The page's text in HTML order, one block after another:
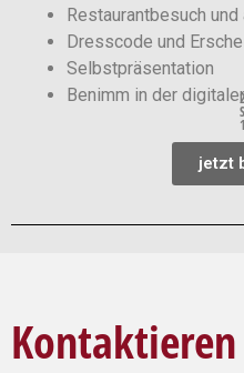
Restaurantbesuch
Dresscode und
Selbstpräsentation
Benimm in der
jetzt